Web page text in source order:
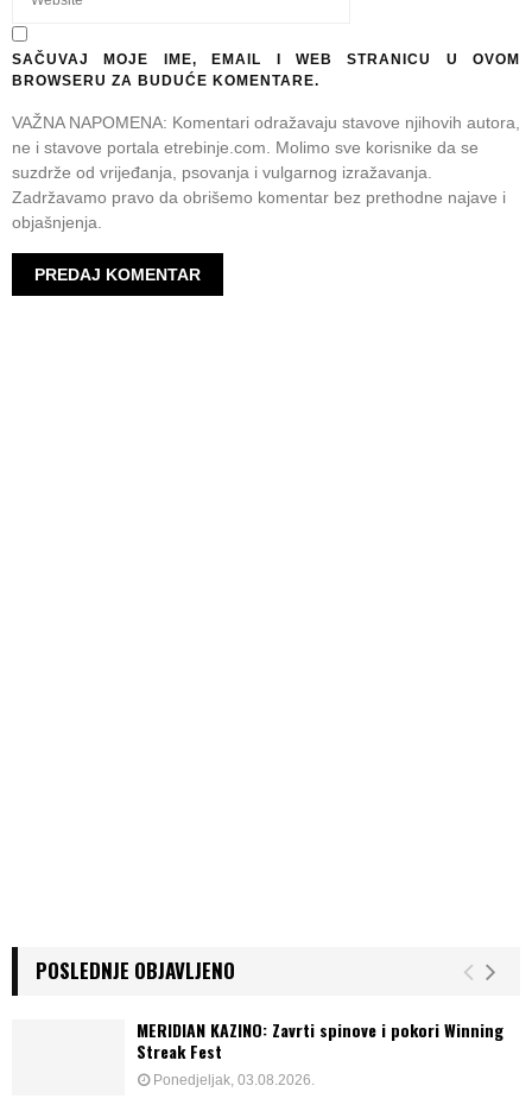
SAČUVAJ MOJE IME, EMAIL I WEB STRANICU U OVOM
BROWSERU ZA BUDUĆE KOMENTARE.
VAŽNA NAPOMENA: Komentari odražavaju stavove njihovih autora,
ne i stavove portala etrebinje.com. Molimo sve korisnike da se
suzdrže od vrijeđanja, psovanja i vulgarnog izražavanja.
Zadržavamo pravo da obrišemo komentar bez prethodne najave i
objašnjenja.
POSLEDNJE OBJAVLJENO
MERIDIAN KAZINO: Zavrti spinove i pokori Winning
Streak Fest
Ponedjeljak, 03.08.2026.